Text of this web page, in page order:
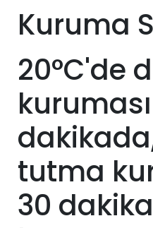
Kuruma
20°C'de
tutma
30